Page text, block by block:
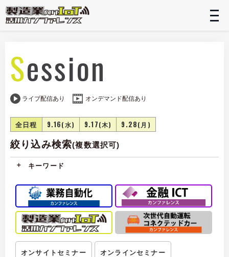
Session
全日程 9.16(水) 9.17(木) 9.28(月)
ライブ配信あり オンデマンド配信あり
絞り込み検索(複数選択可)
キーワード
オンサイトセミナー オンラインセミナー